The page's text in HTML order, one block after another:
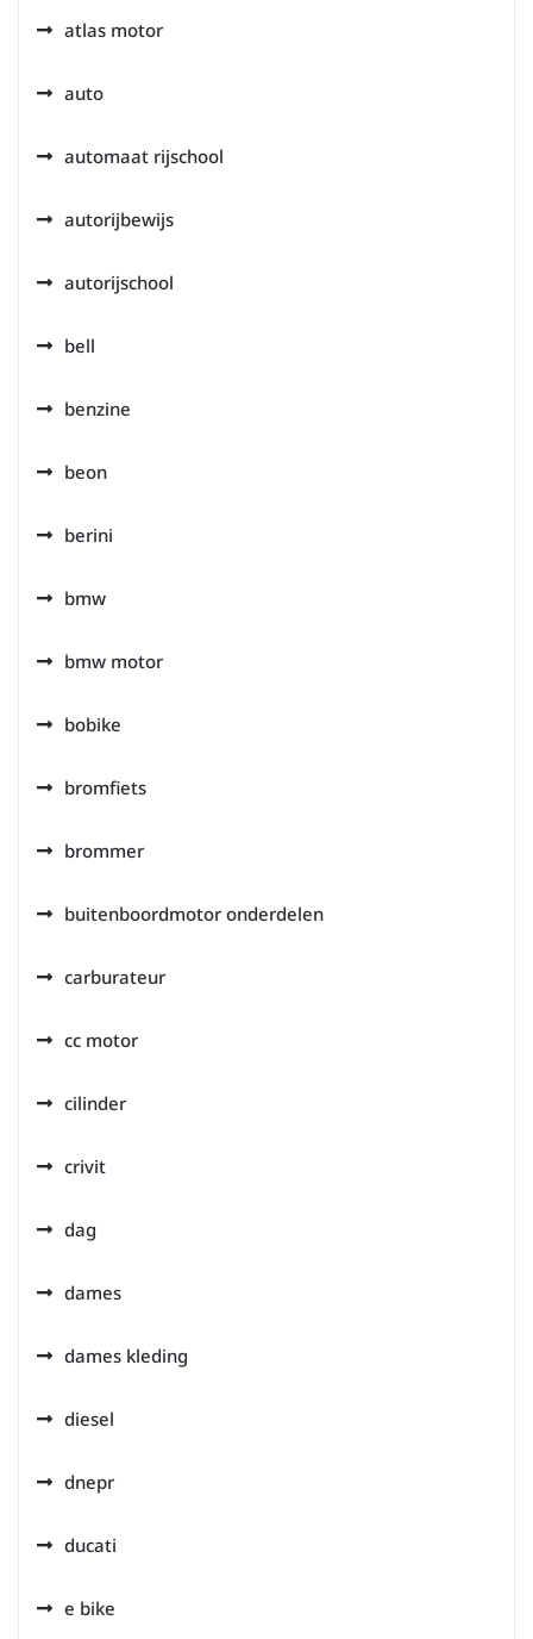
atlas motor
auto
automaat rijschool
autorijbewijs
autorijschool
bell
benzine
beon
berini
bmw
bmw motor
bobike
bromfiets
brommer
buitenboordmotor onderdelen
carburateur
cc motor
cilinder
crivit
dag
dames
dames kleding
diesel
dnepr
ducati
e bike